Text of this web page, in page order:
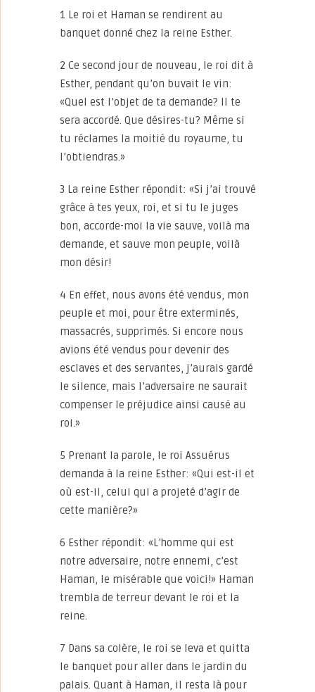
1 Le roi et Haman se rendirent au
banquet donné chez la reine Esther.
2 Ce second jour de nouveau, le roi dit à
Esther, pendant qu’on buvait le vin:
«Quel est l’objet de ta demande? Il te
sera accordé. Que désires-tu? Même si
tu réclames la moitié du royaume, tu
l’obtiendras.»
3 La reine Esther répondit: «Si j’ai trouvé
grâce à tes yeux, roi, et si tu le juges
bon, accorde-moi la vie sauve, voilà ma
demande, et sauve mon peuple, voilà
mon désir!
4 En effet, nous avons été vendus, mon
peuple et moi, pour être exterminés,
massacrés, supprimés. Si encore nous
avions été vendus pour devenir des
esclaves et des servantes, j’aurais gardé
le silence, mais l’adversaire ne saurait
compenser le préjudice ainsi causé au
roi.»
5 Prenant la parole, le roi Assuérus
demanda à la reine Esther: «Qui est-il et
où est-il, celui qui a projeté d’agir de
cette manière?»
6 Esther répondit: «L’homme qui est
notre adversaire, notre ennemi, c’est
Haman, le misérable que voici!» Haman
trembla de terreur devant le roi et la
reine.
7 Dans sa colère, le roi se leva et quitta
le banquet pour aller dans le jardin du
palais. Quant à Haman, il resta là pour